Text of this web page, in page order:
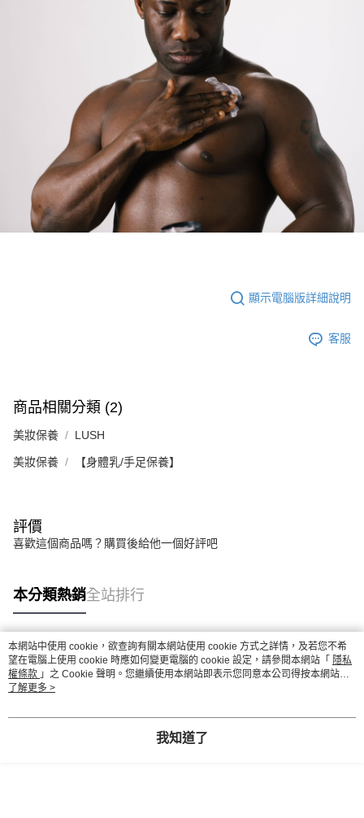
顯示電腦版詳細說明
客服
商品相關分類 (2)
美妝保養 LUSH
美妝保養 【身體乳/手足保養】
評價
喜歡這個商品嗎？購買後給他一個好評吧
本分類熱銷全站排行
熱門標籤
本網站中使用 cookie，欲查詢有關本網站使用 cookie 方式之詳情，及若您不希
望在電腦上使用 cookie 時應如何變更電腦的 cookie 設定，請參閱本網站「 隱私
權條款 」之 Cookie 聲明。您繼續使用本網站即表示您同意本公司得按本網站使
用條款之 Cookie 聲明使用 cookie。
了解更多 >
我知道了